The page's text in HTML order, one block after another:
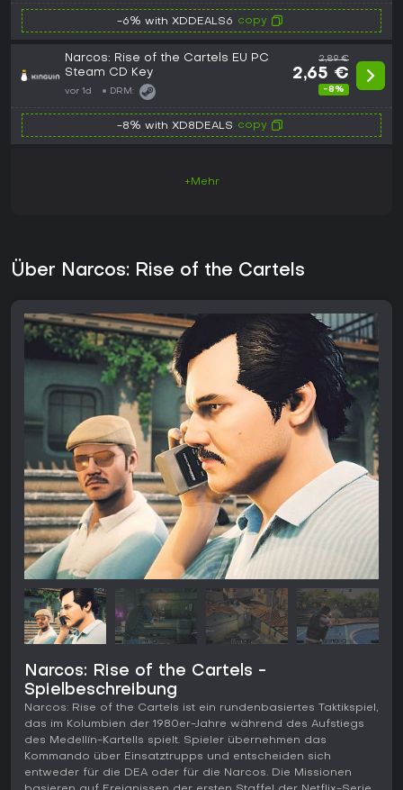
-6% with XDDEALS6 copy
Narcos: Rise of the Cartels EU PC
Steam CD Key
vor 1d DRM:
2,89 €
2,65 €
-8%
-8% with XD8DEALS copy
+Mehr
Über Narcos: Rise of the Cartels
Narcos: Rise of the Cartels -
Spielbeschreibung
Narcos: Rise of the Cartels ist ein rundenbasiertes Taktikspiel,
das im Kolumbien der 1980er-Jahre während des Aufstiegs
des Medellín-Kartells spielt. Spieler übernehmen das
Kommando über Einsatztrupps und entscheiden sich
entweder für die DEA oder für die Narcos. Die Missionen